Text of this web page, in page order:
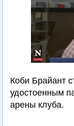
Коби Брайант
удостоенным
арены клуба.